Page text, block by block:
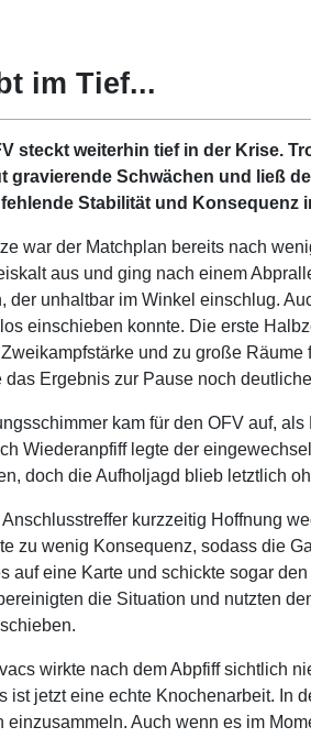
im Tief...
steckt weiterhin tief in der Krise.
gravierende Schwächen und ließ
Stabilität und Konsequenz
war der Matchplan bereits nach
aus und ging nach einem
der unhaltbar im Winkel einschlug.
einschieben konnte. Die erste
und zu große
das Ergebnis zur Pause noch
kam für den OFV auf,
Wiederanpfiff legte der
doch die Aufholjagd blieb letztlich
kurzzeitig Hoffnung
zu wenig Konsequenz, sodass die
auf eine Karte und schickte sogar
die Situation und nutzten
wirkte nach dem Abpfiff sichtlich
ist jetzt eine echte Knochenarbeit. In
einzusammeln. Auch wenn es im